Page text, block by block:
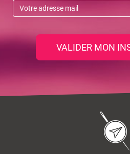
VALIDER MON